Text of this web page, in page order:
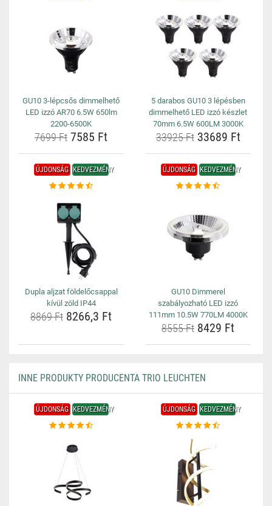
GU10 3-lépcsős dimmelhető
LED izzó AR70 6.5W 650lm
2200-6500K
7699 Ft 7585 Ft
5 darabos GU10 3 lépésben
dimmelhető LED izzó készlet
70mm 6.5W 600LM 3000K
33925 Ft33689 Ft
ÚJDONSÁG KEDVEZMÉNY
Dupla aljzat földelőcsappal
kívül zöld IP44
8869 Ft 8266,3 Ft
ÚJDONSÁG KEDVEZMÉNY
GU10 Dimmerel
szabályozható LED izzó
111mm 10.5W 770LM 4000K
8555 Ft 8429 Ft
INNE PRODUKTY PRODUCENTA TRIO LEUCHTEN
ÚJDONSÁG KEDVEZMÉNY ÚJDONSÁG KEDVEZMÉNY